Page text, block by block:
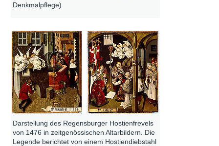
Denkmalpflege)
Darstellung des Regensburger Hostienfrevels
von 1476 in zeitgenössischen Altarbildern. Die
Legende berichtet von einem Hostiendiebstahl